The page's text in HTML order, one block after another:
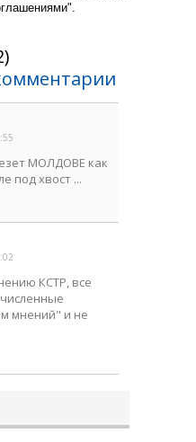
МОЛДОВЕ как
под хвост ...
КСТР, все
мнений" и не